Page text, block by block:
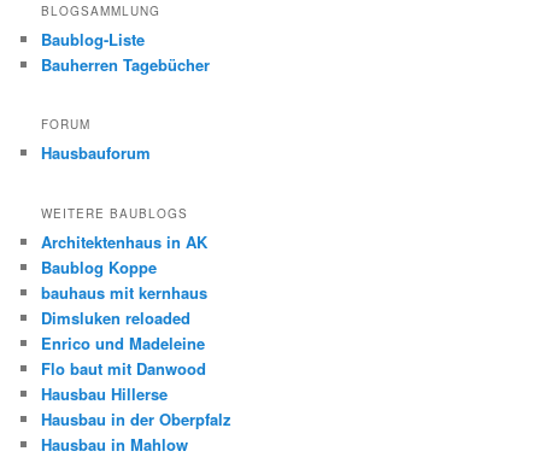
BLOGSAMMLUNG
Baublog-Liste
Bauherren Tagebücher
FORUM
Hausbauforum
WEITERE BAUBLOGS
Architektenhaus in AK
Baublog Koppe
bauhaus mit kernhaus
Dimsluken reloaded
Enrico und Madeleine
Flo baut mit Danwood
Hausbau Hillerse
Hausbau in der Oberpfalz
Hausbau in Mahlow